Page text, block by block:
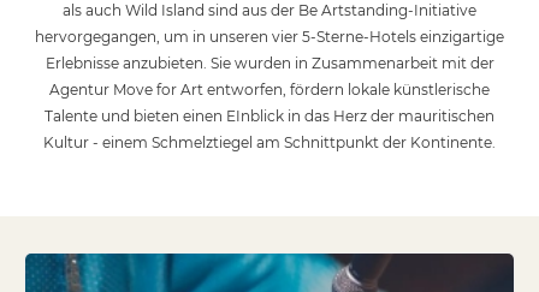
als auch Wild Island sind aus der Be Artstanding-Initiative
hervorgegangen, um in unseren vier 5-Sterne-Hotels einzigartige
Erlebnisse anzubieten. Sie wurden in Zusammenarbeit mit der
Agentur Move for Art entworfen, fördern lokale künstlerische
Talente und bieten einen EInblick in das Herz der mauritischen
Kultur - einem Schmelztiegel am Schnittpunkt der Kontinente.